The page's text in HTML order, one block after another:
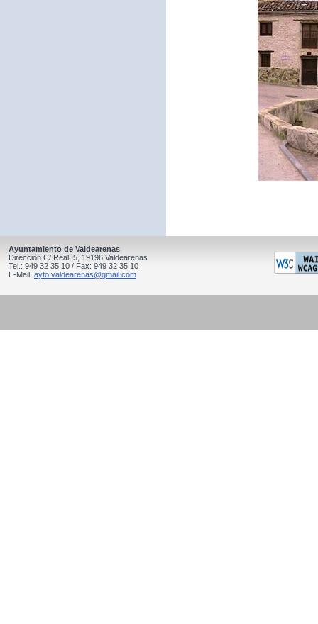
Ayuntamiento de Valdearenas
Dirección C/ Real, 5, 19196 Valdearenas
Tel.: 949 32 35 10 / Fax: 949 32 35 10
E-Mail: ayto.valdearenas@gmail.com